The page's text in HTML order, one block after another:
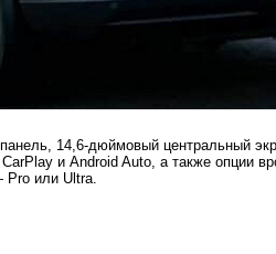
14,6-дюймовый центральный
и Android Auto, а также опции
Pro или Ultra.